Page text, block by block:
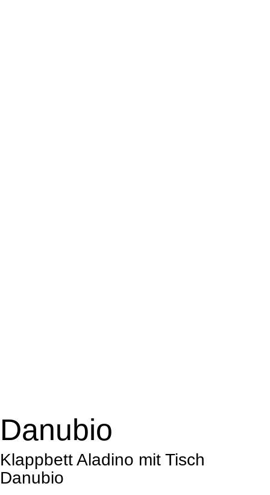
Danubio
Klappbett Aladino mit Tisch
Danubio